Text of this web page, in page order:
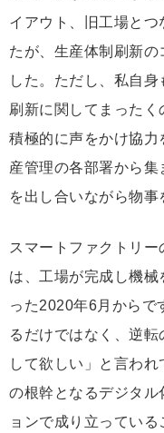
イアウト、旧工場と
たが、生産体制刷新
した。ただし、私自
刷新に関してまった
積極的に声をかけ協力
産管理の各部署から
を出し合いながら物事
スマートファクトリ
は、工場が完成し機
った2020年6月からで
るだけではなく、逆
して欲しい」と言わ
の根幹となるデジタ
ョンで成り立ってい